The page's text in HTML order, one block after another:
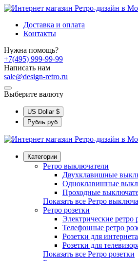
Доставка и оплата
Контакты
Нужна помощь?
+7(495) 999-99-99
Написать нам
sale@design-retro.ru
Выберите валюту
US Dollar $
Рубль руб
Категории
Ретро выключатели
Двухклавишные
Одноклавишные
Проходные
Показать все Ретро
Ретро розетки
Электрические ретро
Телефонные ретро
Розетки для интернета
Розетки для
Показать все Ретро розетки